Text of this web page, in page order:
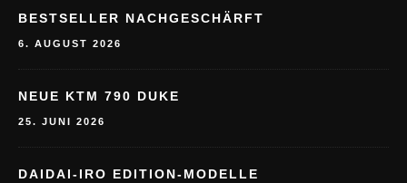
BESTSELLER NACHGESCHÄRFT
6. AUGUST 2026
NEUE KTM 790 DUKE
25. JUNI 2026
DAIDAI-IRO EDITION-MODELLE